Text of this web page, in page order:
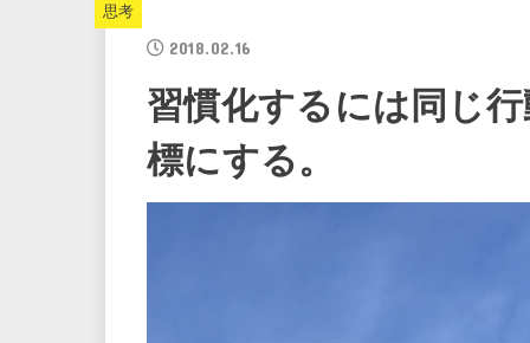
思考
2018.02.16
習慣化するには同じ
標にする。